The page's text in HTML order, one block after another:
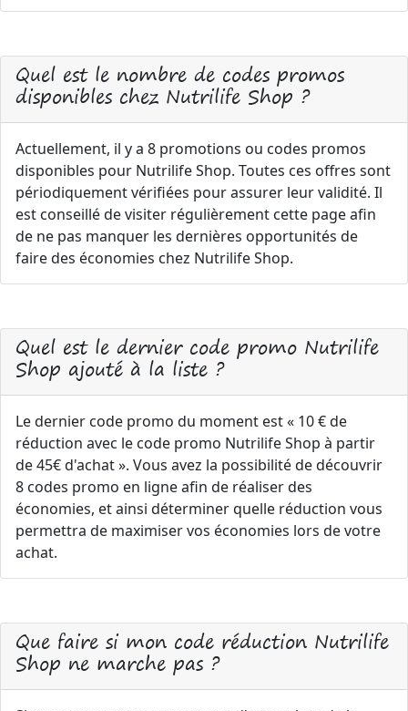
Quel est le nombre de codes promos
disponibles chez Nutrilife Shop ?
Actuellement, il y a 8 promotions ou codes promos
disponibles pour Nutrilife Shop. Toutes ces offres sont
périodiquement vérifiées pour assurer leur validité. Il
est conseillé de visiter régulièrement cette page afin
de ne pas manquer les dernières opportunités de
faire des économies chez Nutrilife Shop.
Quel est le dernier code promo Nutrilife
Shop ajouté à la liste ?
Le dernier code promo du moment est « 10 € de
réduction avec le code promo Nutrilife Shop à partir
de 45€ d'achat ». Vous avez la possibilité de découvrir
8 codes promo en ligne afin de réaliser des
économies, et ainsi déterminer quelle réduction vous
permettra de maximiser vos économies lors de votre
achat.
Que faire si mon code réduction Nutrilife
Shop ne marche pas ?